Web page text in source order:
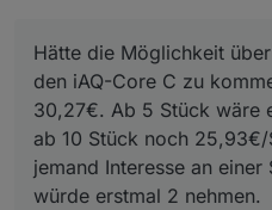
Hätte die Möglichkeit
den iAQ-Core C zu
30,27€. Ab 5 Stück wäre
ab 10 Stück noch
jemand Interesse an einer
würde erstmal 2 nehmen.